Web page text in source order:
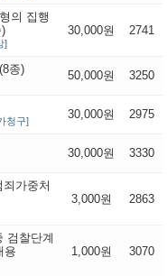
의 집행
]
30,000원 2741
종) 50,000원 3250
청구] 30,000원 2975
30,000원 3330
가중처
3,000원 2863
검찰단계
용
1,000원 3070